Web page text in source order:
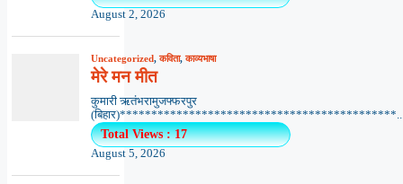
August 2, 2026
Uncategorized,कविता,काव्यभाषा
मेरे मन मीत
कुमारी ऋतंभरामुजफ्फरपुर
Total Views : 17
August 5, 2026